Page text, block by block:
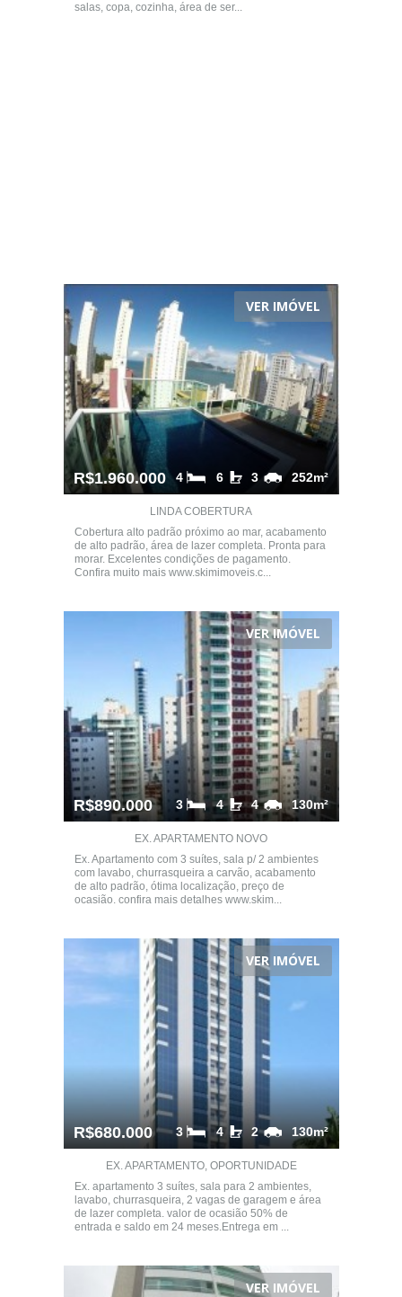
salas, copa, cozinha, área de ser...
VER IMÓVEL
R$1.960.000 252m²
3
6
4
LINDA COBERTURA
Cobertura alto padrão próximo ao mar, acabamento
de alto padrão, área de lazer completa. Pronta para
morar. Excelentes condições de pagamento.
Confira muito mais www.skimimoveis.c...
VER IMÓVEL
R$890.000 130m²
4
4
3
EX. APARTAMENTO NOVO
Ex. Apartamento com 3 suítes, sala p/ 2 ambientes
com lavabo, churrasqueira a carvão, acabamento
de alto padrão, ótima localização, preço de
ocasião. confira mais detalhes www.skim...
VER IMÓVEL
R$680.000 130m²
2
4
3
EX. APARTAMENTO, OPORTUNIDADE
Ex. apartamento 3 suítes, sala para 2 ambientes,
lavabo, churrasqueira, 2 vagas de garagem e área
de lazer completa. valor de ocasião 50% de
entrada e saldo em 24 meses.Entrega em ...
VER IMÓVEL